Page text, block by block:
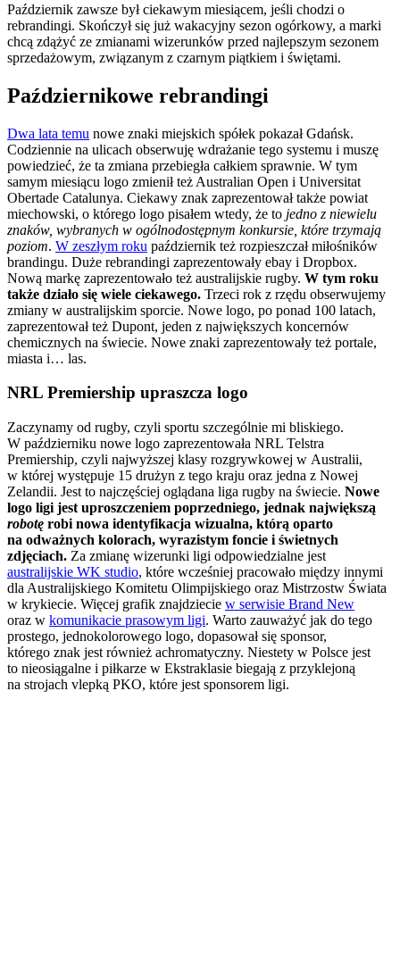
Październik zawsze był ciekawym miesiącem, jeśli chodzi o
rebrandingi. Skończył się już wakacyjny sezon ogórkowy, a marki
chcą zdążyć ze zmianami wizerunków przed najlepszym sezonem
sprzedażowym, związanym z czarnym piątkiem i świętami.
Październikowe rebrandingi
Dwa lata temu nowe znaki miejskich spółek pokazał Gdańsk.
Codziennie na ulicach obserwuję wdrażanie tego systemu i muszę
powiedzieć, że ta zmiana przebiegła całkiem sprawnie. W tym
samym miesiącu logo zmienił też Australian Open i Universitat
Obertade Catalunya. Ciekawy znak zaprezentował także powiat
miechowski, o którego logo pisałem wtedy, że to jedno z niewielu
znaków, wybranych w ogólnodostępnym konkursie, które trzymają
poziom. W zeszłym roku październik też rozpieszczał miłośników
brandingu. Duże rebrandingi zaprezentowały ebay i Dropbox.
Nową markę zaprezentowało też australijskie rugby. W tym roku
także działo się wiele ciekawego. Trzeci rok z rzędu obserwujemy
zmiany w australijskim sporcie. Nowe logo, po ponad 100 latach,
zaprezentował też Dupont, jeden z największych koncernów
chemicznych na świecie. Nowe znaki zaprezentowały też portale,
miasta i… las.
NRL Premiership upraszcza logo
Zaczynamy od rugby, czyli sportu szczególnie mi bliskiego.
W październiku nowe logo zaprezentowała NRL Telstra
Premiership, czyli najwyższej klasy rozgrywkowej w Australii,
w której występuje 15 drużyn z tego kraju oraz jedna z Nowej
Zelandii. Jest to najczęściej oglądana liga rugby na świecie. Nowe
logo ligi jest uproszczeniem poprzedniego, jednak największą
robotę robi nowa identyfikacja wizualna, którą oparto
na odważnych kolorach, wyrazistym foncie i świetnych
zdjęciach. Za zmianę wizerunki ligi odpowiedzialne jest
australijskie WK studio, które wcześniej pracowało między innymi
dla Australijskiego Komitetu Olimpijskiego oraz Mistrzostw Świata
w krykiecie. Więcej grafik znajdziecie w serwisie Brand New
oraz w komunikacie prasowym ligi. Warto zauważyć jak do tego
prostego, jednokolorowego logo, dopasował się sponsor,
którego znak jest również achromatyczny. Niestety w Polsce jest
to nieosiągalne i piłkarze w Ekstraklasie biegają z przyklejoną
na strojach vlepką PKO, które jest sponsorem ligi.